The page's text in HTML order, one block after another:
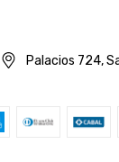
Palacios 724,